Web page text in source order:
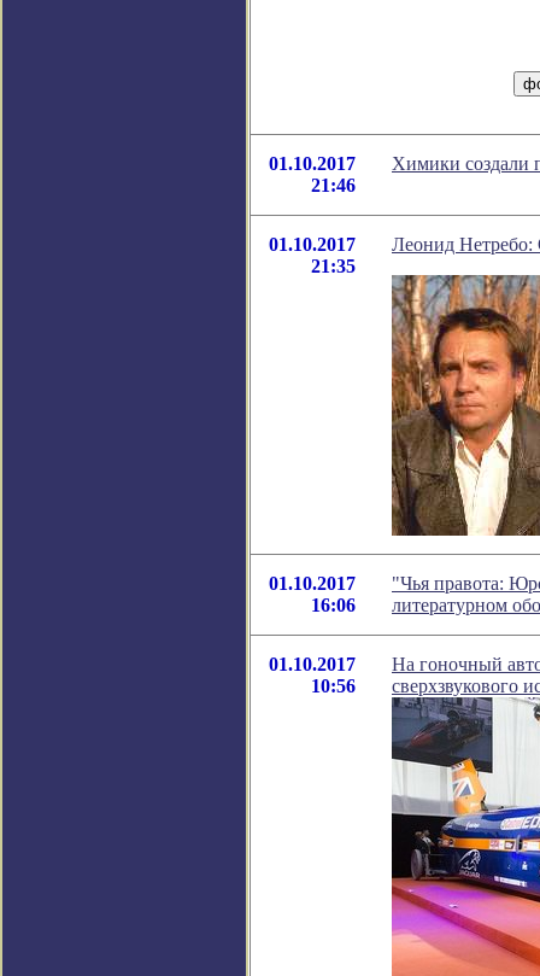
01.10.2017
21:46
Химики создали
01.10.2017
21:35
Леонид Нетребо:
01.10.2017
16:06
"Чья правота:
литературном
01.10.2017
10:56
На гоночный
сверхзвукового